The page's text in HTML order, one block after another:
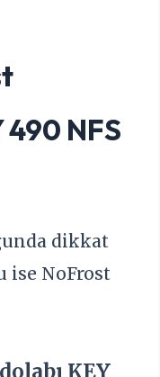
NFS
dikkat
ise NoFrost
KEY